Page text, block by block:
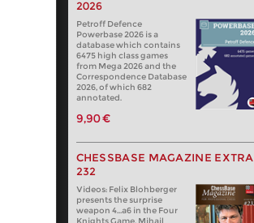
2026
Petroff Defence
Powerbase 2026 is a
database which contains
6475 high class games
from Mega 2026 and the
Correspondence Database
2026, of which 682
annotated.
9,90 €
CHESSBASE MAGAZINE EXTRA
232
Videos: Felix Blohberger
presents the surprise
weapon 4…a6 in the Four